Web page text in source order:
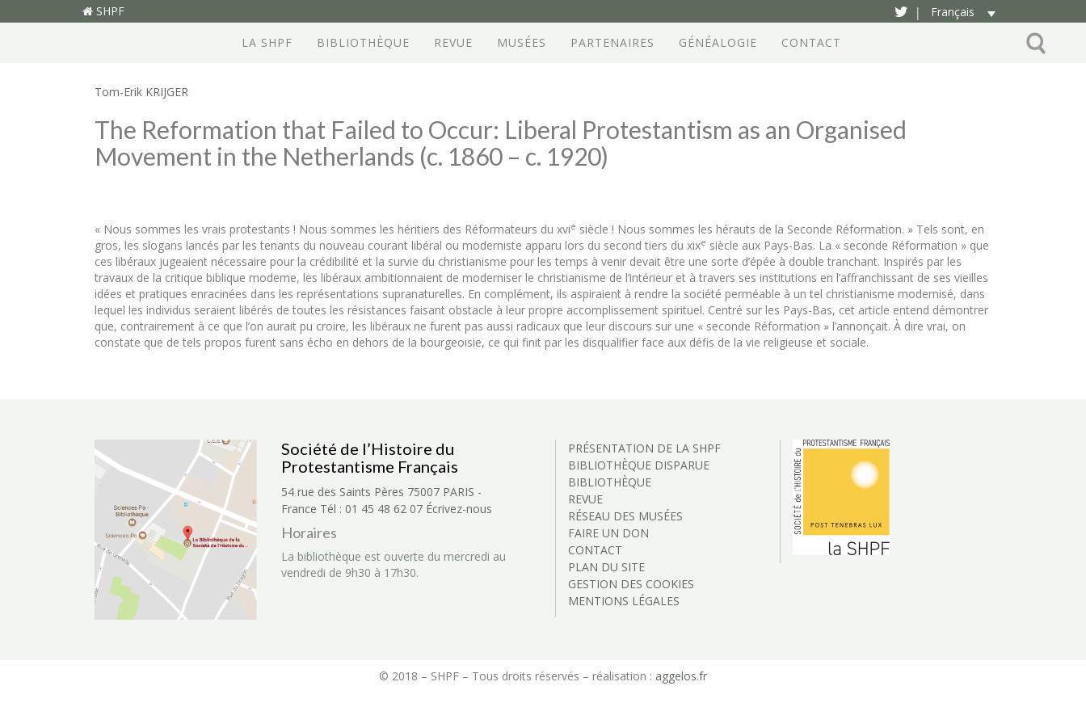
SHPF |
Français
LA SHPF
BIBLIOTHÈQUE REVUE MUSÉES PARTENAIRES GÉNÉALOGIE CONTACT
Tom-Erik KRIJGER
The Reformation that Failed to Occur: Liberal Protestantism as an Organised
Movement in the Netherlands (c. 1860 – c. 1920)
« Nous sommes les vrais protestants ! Nous sommes les héritiers des Réformateurs du xvie siècle ! Nous sommes les hérauts de la Seconde Réformation. » Tels sont, en
gros, les slogans lancés par les tenants du nouveau courant libéral ou moderniste apparu lors du second tiers du xixe siècle aux Pays-Bas. La « seconde Réformation » que
ces libéraux jugeaient nécessaire pour la crédibilité et la survie du christianisme pour les temps à venir devait être une sorte d’épée à double tranchant. Inspirés par les
travaux de la critique biblique moderne, les libéraux ambitionnaient de moderniser le christianisme de l’intérieur et à travers ses institutions en l’affranchissant de ses vieilles
idées et pratiques enracinées dans les représentations supranaturelles. En complément, ils aspiraient à rendre la société perméable à un tel christianisme modernisé, dans
lequel les individus seraient libérés de toutes les résistances faisant obstacle à leur propre accomplissement spirituel. Centré sur les Pays-Bas, cet article entend démontrer
que, contrairement à ce que l’on aurait pu croire, les libéraux ne furent pas aussi radicaux que leur discours sur une « seconde Réformation » l’annonçait. À dire vrai, on
constate que de tels propos furent sans écho en dehors de la bourgeoisie, ce qui finit par les disqualifier face aux défis de la vie religieuse et sociale.
Société de l’Histoire du
Protestantisme Français
54 rue des Saints Pères 75007 PARIS -
France Tél : 01 45 48 62 07 Écrivez-nous
Horaires
La bibliothèque est ouverte du mercredi au
vendredi de 9h30 à 17h30.
PRÉSENTATION DE LA SHPF
BIBLIOTHÈQUE DISPARUE
BIBLIOTHÈQUE
REVUE
RÉSEAU DES MUSÉES
FAIRE UN DON
CONTACT
PLAN DU SITE
GESTION DES COOKIES
MENTIONS LÉGALES
© 2018 – SHPF – Tous droits réservés – réalisation : aggelos.fr